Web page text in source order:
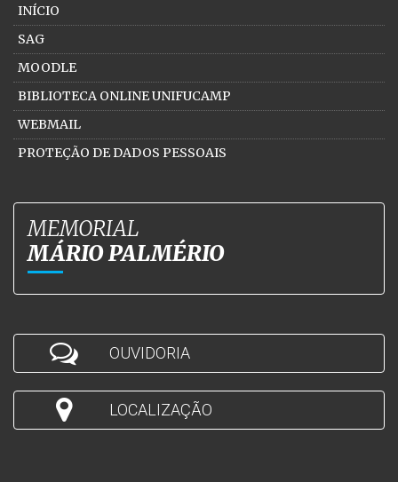
INÍCIO
SAG
MOODLE
BIBLIOTECA ONLINE UNIFUCAMP
WEBMAIL
PROTEÇÃO DE DADOS PESSOAIS
MEMORIAL
MÁRIO PALMÉRIO
OUVIDORIA
LOCALIZAÇÃO